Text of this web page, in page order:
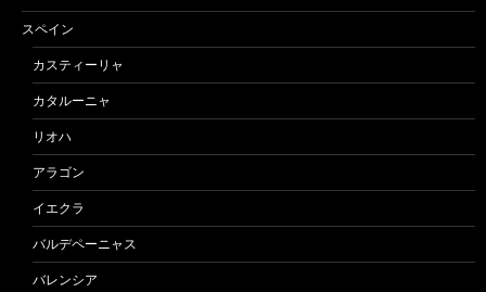
スペイン
カスティーリャ
カタルーニャ
リオハ
アラゴン
イエクラ
バルデペーニャス
バレンシア